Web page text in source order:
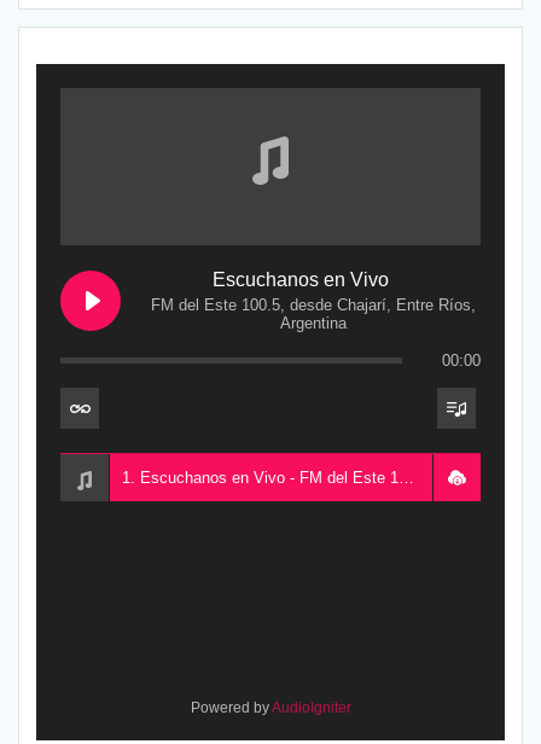
Escuchanos en Vivo
FM del Este 100.5, desde Chajarí, Entre Ríos,
Argentina
00:00
1. Escuchanos en Vivo - FM del Este 100.5, desde Chajarí, Entre Ríos, Argentina
Powered byAudioIgniter